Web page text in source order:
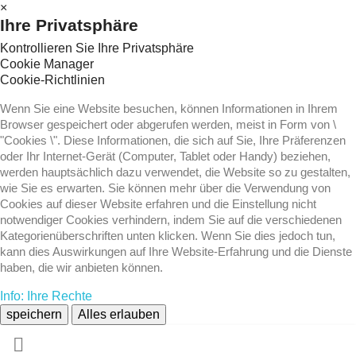
×
Ihre Privatsphäre
Kontrollieren Sie Ihre Privatsphäre
Cookie Manager
Cookie-Richtlinien
Wenn Sie eine Website besuchen, können Informationen in Ihrem
Browser gespeichert oder abgerufen werden, meist in Form von \
"Cookies \". Diese Informationen, die sich auf Sie, Ihre Präferenzen
oder Ihr Internet-Gerät (Computer, Tablet oder Handy) beziehen,
werden hauptsächlich dazu verwendet, die Website so zu gestalten,
wie Sie es erwarten. Sie können mehr über die Verwendung von
Cookies auf dieser Website erfahren und die Einstellung nicht
notwendiger Cookies verhindern, indem Sie auf die verschiedenen
Kategorienüberschriften unten klicken. Wenn Sie dies jedoch tun,
kann dies Auswirkungen auf Ihre Website-Erfahrung und die Dienste
haben, die wir anbieten können.
Info: Ihre Rechte
speichern
Alles erlauben
